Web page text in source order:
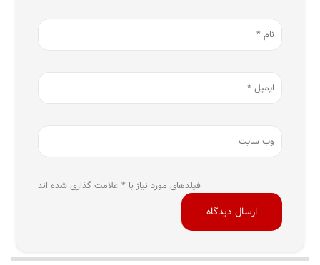
فیلدهای مورد نیاز با * علامت گذاری شده اند